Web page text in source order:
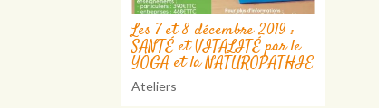
Les 7 et 8 décembre 2019 :
SANTÉ et VITALITÉ par le
YOGA et la NATUROPATHIE
Ateliers